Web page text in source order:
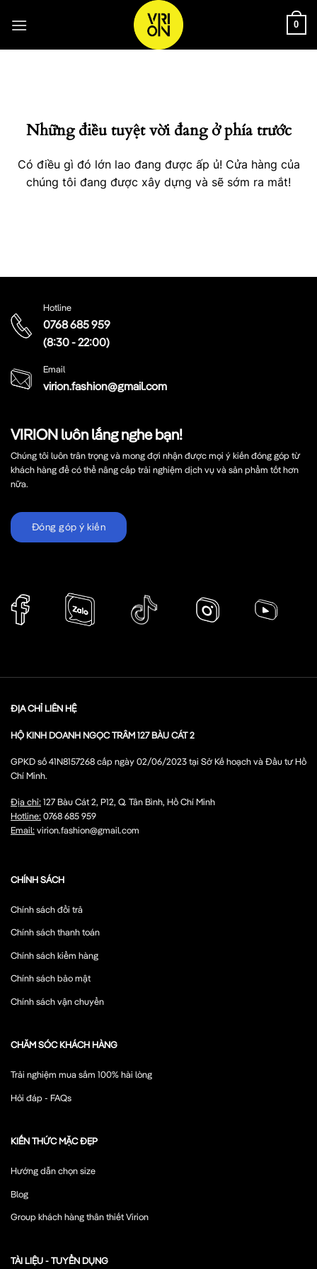
qua
0
Những điều tuyệt vời đang ở phía trước
Có điều gì đó lớn lao đang được ấp ủ! Cửa hàng của
chúng tôi đang được xây dựng và sẽ sớm ra mắt!
VIRION luôn lắng nghe bạn!
Chúng tôi luôn trân trọng và mong đợi nhận được mọi ý kiến đóng góp từ
khách hàng để có thể nâng cấp trải nghiệm dịch vụ và sản phẩm tốt hơn
nữa.
Đóng góp ý kiến
Hotline
0768 685 959
(8:30 - 22:00)
Email
virion.fashion@gmail.com
ĐỊA CHỈ LIÊN HỆ
HỘ KINH DOANH NGỌC TRÂM 127 BÀU CÁT 2
GPKD số 41N8157268 cấp ngày 02/06/2023 tại Sở Kế hoạch và Đầu tư Hồ
Chí Minh.
Địa chỉ:127 Bàu Cát 2, P12, Q. Tân Bình, Hồ Chí Minh
Hotline:0768 685 959
Email:virion.fashion@gmail.com
CHÍNH SÁCH
Chính sách đổi trả
Chính sách thanh toán
Chính sách kiểm hàng
Chính sách bảo mật
Chính sách vận chuyển
CHĂM SÓC KHÁCH HÀNG
Trải nghiệm mua sắm 100% hài lòng
Hỏi đáp - FAQs
KIẾN THỨC MẶC ĐẸP
Hướng dẫn chọn size
Blog
Group khách hàng thân thiết Virion
TÀI LIỆU - TUYỂN DỤNG